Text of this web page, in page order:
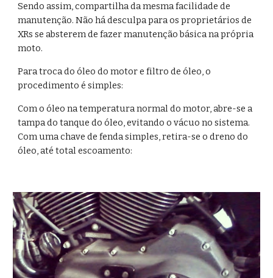
Sendo assim, compartilha da mesma facilidade de
manutenção. Não há desculpa para os proprietários de
XRs se absterem de fazer manutenção básica na própria
moto.
Para troca do óleo do motor e filtro de óleo, o
procedimento é simples:
Com o óleo na temperatura normal do motor, abre-se a
tampa do tanque do óleo, evitando o vácuo no sistema.
Com uma chave de fenda simples, retira-se o dreno do
óleo, até total escoamento: